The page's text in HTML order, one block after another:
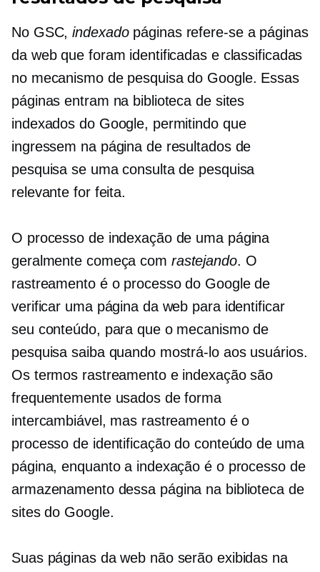
No GSC,indexadopáginas refere-se a páginas
da web que foram identificadas e classificadas
no mecanismo de pesquisa do Google. Essas
páginas entram na biblioteca de sites
indexados do Google, permitindo que
ingressem na página de resultados de
pesquisa se uma consulta de pesquisa
relevante for feita.
O processo de indexação de uma página
geralmente começa com rastejando. O
rastreamento é o processo do Google de
verificar uma página da web para identificar
seu conteúdo, para que o mecanismo de
pesquisa saiba quando mostrá-lo aos usuários.
Os termos rastreamento e indexação são
frequentemente usados ​​de forma
intercambiável, mas rastreamento é o
processo de identificação do conteúdo de uma
página, enquanto a indexação é o processo de
armazenamento dessa página na biblioteca de
sites do Google.
Suas páginas da web não serão exibidas na